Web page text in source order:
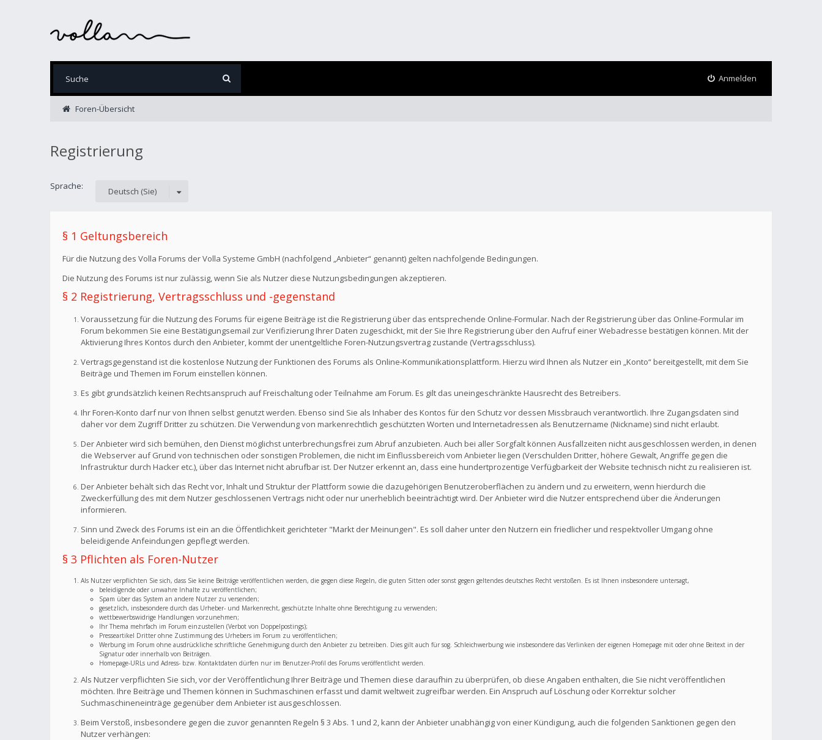
Anmelden
Foren-Übersicht
Registrierung
Sprache: Deutsch (Sie)
§ 1 Geltungsbereich
Für die Nutzung des Volla Forums der Volla Systeme GmbH (nachfolgend „Anbieter“ genannt) gelten nachfolgende Bedingungen.
Die Nutzung des Forums ist nur zulässig, wenn Sie als Nutzer diese Nutzungsbedingungen akzeptieren.
§ 2 Registrierung, Vertragsschluss und -gegenstand
Voraussetzung für die Nutzung des Forums für eigene Beiträge ist die Registrierung über das entsprechende Online-Formular. Nach der Registrierung über das Online-Formular im
Forum bekommen Sie eine Bestätigungsemail zur Verifizierung Ihrer Daten zugeschickt, mit der Sie Ihre Registrierung über den Aufruf einer Webadresse bestätigen können. Mit der
Aktivierung Ihres Kontos durch den Anbieter, kommt der unentgeltliche Foren-Nutzungsvertrag zustande (Vertragsschluss).
Vertragsgegenstand ist die kostenlose Nutzung der Funktionen des Forums als Online-Kommunikationsplattform. Hierzu wird Ihnen als Nutzer ein „Konto“ bereitgestellt, mit dem Sie
Beiträge und Themen im Forum einstellen können.
Es gibt grundsätzlich keinen Rechtsanspruch auf Freischaltung oder Teilnahme am Forum. Es gilt das uneingeschränkte Hausrecht des Betreibers.
Ihr Foren-Konto darf nur von Ihnen selbst genutzt werden. Ebenso sind Sie als Inhaber des Kontos für den Schutz vor dessen Missbrauch verantwortlich. Ihre Zugangsdaten sind
daher vor dem Zugriff Dritter zu schützen. Die Verwendung von markenrechtlich geschützten Worten und Internetadressen als Benutzername (Nickname) sind nicht erlaubt.
Der Anbieter wird sich bemühen, den Dienst möglichst unterbrechungsfrei zum Abruf anzubieten. Auch bei aller Sorgfalt können Ausfallzeiten nicht ausgeschlossen werden, in denen
die Webserver auf Grund von technischen oder sonstigen Problemen, die nicht im Einflussbereich vom Anbieter liegen (Verschulden Dritter, höhere Gewalt, Angriffe gegen die
Infrastruktur durch Hacker etc.), über das Internet nicht abrufbar ist. Der Nutzer erkennt an, dass eine hundertprozentige Verfügbarkeit der Website technisch nicht zu realisieren ist.
Der Anbieter behält sich das Recht vor, Inhalt und Struktur der Plattform sowie die dazugehörigen Benutzeroberflächen zu ändern und zu erweitern, wenn hierdurch die
Zweckerfüllung des mit dem Nutzer geschlossenen Vertrags nicht oder nur unerheblich beeinträchtigt wird. Der Anbieter wird die Nutzer entsprechend über die Änderungen
informieren.
Sinn und Zweck des Forums ist ein an die Öffentlichkeit gerichteter "Markt der Meinungen". Es soll daher unter den Nutzern ein friedlicher und respektvoller Umgang ohne
beleidigende Anfeindungen gepflegt werden.
§ 3 Pflichten als Foren-Nutzer
Als Nutzer verpflichten Sie sich, dass Sie keine Beiträge veröffentlichen werden, die gegen diese Regeln, die guten Sitten oder sonst gegen geltendes deutsches Recht verstoßen. Es ist Ihnen insbesondere untersagt,
beleidigende oder unwahre Inhalte zu veröffentlichen;
Spam über das System an andere Nutzer zu versenden;
gesetzlich, insbesondere durch das Urheber- und Markenrecht, geschützte Inhalte ohne Berechtigung zu verwenden;
wettbewerbswidrige Handlungen vorzunehmen;
Ihr Thema mehrfach im Forum einzustellen (Verbot von Doppelpostings);
Presseartikel Dritter ohne Zustimmung des Urhebers im Forum zu veröffentlichen;
Werbung im Forum ohne ausdrückliche schriftliche Genehmigung durch den Anbieter zu betreiben. Dies gilt auch für sog. Schleichwerbung wie insbesondere das Verlinken der eigenen Homepage mit oder ohne Beitext in der
Signatur oder innerhalb von Beiträgen.
Homepage-URLs und Adress- bzw. Kontaktdaten dürfen nur im Benutzer-Profil des Forums veröffentlicht werden.
Als Nutzer verpflichten Sie sich, vor der Veröffentlichung Ihrer Beiträge und Themen diese daraufhin zu überprüfen, ob diese Angaben enthalten, die Sie nicht veröffentlichen
möchten. Ihre Beiträge und Themen können in Suchmaschinen erfasst und damit weltweit zugreifbar werden. Ein Anspruch auf Löschung oder Korrektur solcher
Suchmaschineneinträge gegenüber dem Anbieter ist ausgeschlossen.
Beim Verstoß, insbesondere gegen die zuvor genannten Regeln § 3 Abs. 1 und 2, kann der Anbieter unabhängig von einer Kündigung, auch die folgenden Sanktionen gegen den
Nutzer verhängen: